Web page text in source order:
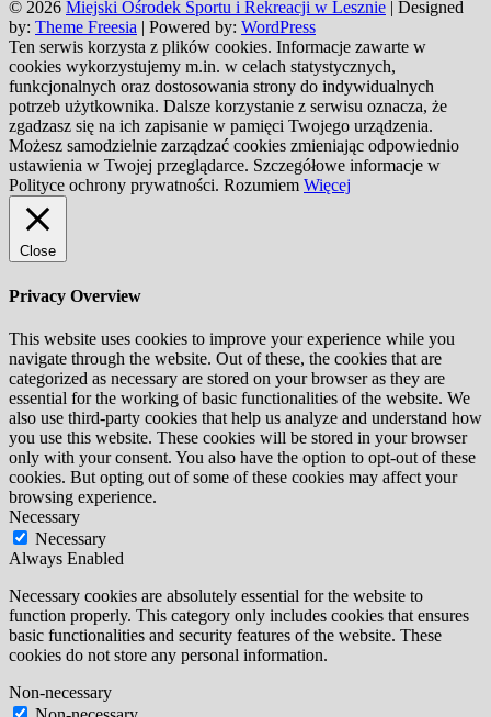
© 2026 Miejski Ośrodek Sportu i Rekreacji w Lesznie | Designed
by: Theme Freesia | Powered by: WordPress
Ten serwis korzysta z plików cookies. Informacje zawarte w
cookies wykorzystujemy m.in. w celach statystycznych,
funkcjonalnych oraz dostosowania strony do indywidualnych
potrzeb użytkownika. Dalsze korzystanie z serwisu oznacza, że
zgadzasz się na ich zapisanie w pamięci Twojego urządzenia.
Możesz samodzielnie zarządzać cookies zmieniając odpowiednio
ustawienia w Twojej przeglądarce. Szczegółowe informacje w
Polityce ochrony prywatności. Rozumiem Więcej
Close
Privacy Overview
This website uses cookies to improve your experience while you
navigate through the website. Out of these, the cookies that are
categorized as necessary are stored on your browser as they are
essential for the working of basic functionalities of the website. We
also use third-party cookies that help us analyze and understand how
you use this website. These cookies will be stored in your browser
only with your consent. You also have the option to opt-out of these
cookies. But opting out of some of these cookies may affect your
browsing experience.
Necessary
Necessary
Always Enabled
Necessary cookies are absolutely essential for the website to
function properly. This category only includes cookies that ensures
basic functionalities and security features of the website. These
cookies do not store any personal information.
Non-necessary